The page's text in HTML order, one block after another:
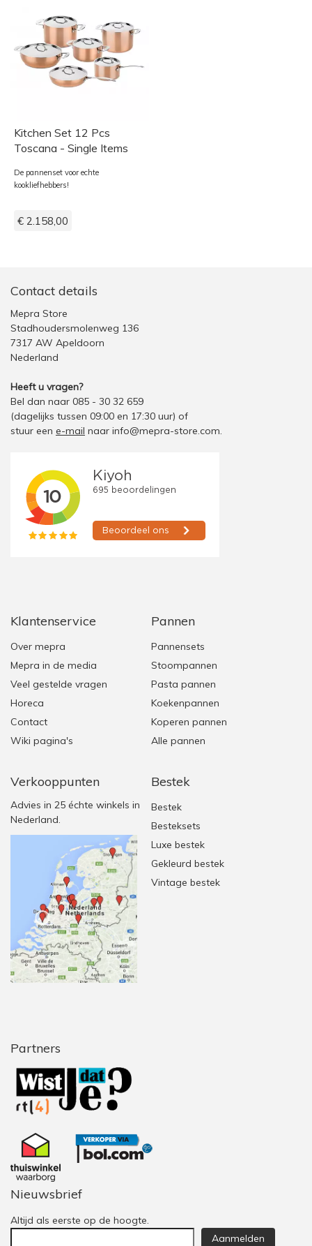
Kitchen Set 12 Pcs
Toscana - Single Items
De pannenset voor echte
kookliefhebbers!
€ 2.158,00
Contact details
Mepra Store
Stadhoudersmolenweg 136
7317 AW Apeldoorn
Nederland
Heeft u vragen?
Bel dan naar 085 - 30 32 659
(dagelijks tussen 09:00 en 17:30 uur) of
stuur een e-mail naar info@mepra-store.com.
Klantenservice
Over mepra
Mepra in de media
Veel gestelde vragen
Horeca
Contact
Wiki pagina's
Verkooppunten
Advies in 25 échte winkels in
Nederland.
Pannen
Pannensets
Stoompannen
Pasta pannen
Koekenpannen
Koperen pannen
Alle pannen
Bestek
Bestek
Besteksets
Luxe bestek
Gekleurd bestek
Vintage bestek
Partners
Nieuwsbrief
Altijd als eerste op de hoogte.
Aanmelden